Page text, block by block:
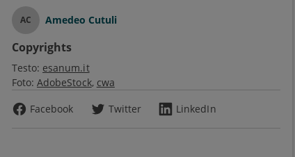
AC Amedeo Cutuli
Copyrights
Testo: esanum.it
Foto: AdobeStock cwa
Facebook
Twitter LinkedIn